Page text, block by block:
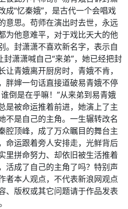
成“忆秦娥”，是古代一个会唱戏
意思。苟师在演出时去世，永远
为他意难平，对于戏比天大的他
。​封潇潇不喜欢新名字，表示自
封潇潇喊自己“来弟”，她已经把封
青娥离开厨房时，青娥不肯，
胖婶一句话直接道破易青娥不停
倒是在乎嘛！”从来弟到易青娥
是被命运推着前进，她演上了主
不是自己的主角。​一生辗转改名
腔顶峰，成了万众瞩目的舞台主
命运跟着旁人安排走，光鲜背后
里拼命努力、却依旧被生活推着
活成了自己的主角了吗？特别声
者本人观点，不代表新浪网观点
、版权或其它问题请于作品发表